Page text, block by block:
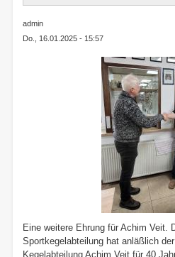
admin
Do., 16.01.2025 - 15:57
Eine weitere Ehrung für Achim Veit.
Sportkegelabteilung hat anläßlich
Kegelabteilung Achim Veit für 40